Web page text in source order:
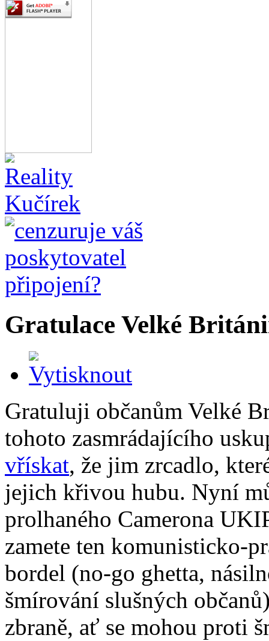
Gratulace Velké
Gratuluji občanům Velké
tohoto zasmrádajícího
vřískat, že jim zrcadlo,
jejich křivou hubu. Nyní
prolhaného Camerona
zamete ten komunisticko-
bordel (no-go ghetta,
šmírování slušných
zbraně, ať se mohou proti